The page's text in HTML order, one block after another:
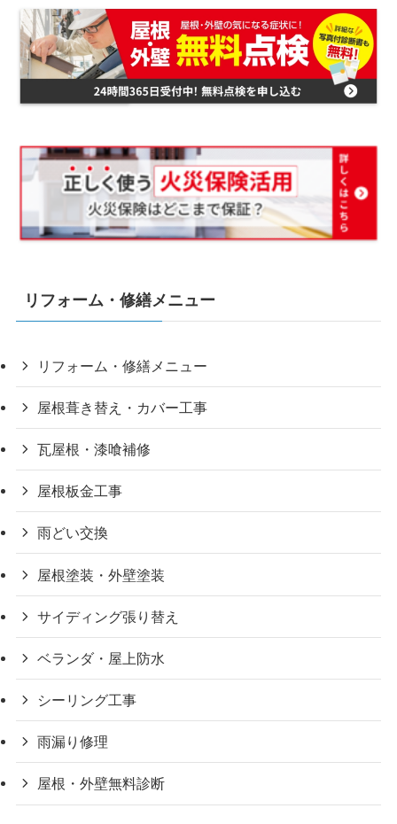
リフォーム・修繕メニュー
リフォーム・修繕メニュー
屋根葺き替え・カバー工事
瓦屋根・漆喰補修
屋根板金工事
雨どい交換
屋根塗装・外壁塗装
サイディング張り替え
ベランダ・屋上防水
シーリング工事
雨漏り修理
屋根・外壁無料診断